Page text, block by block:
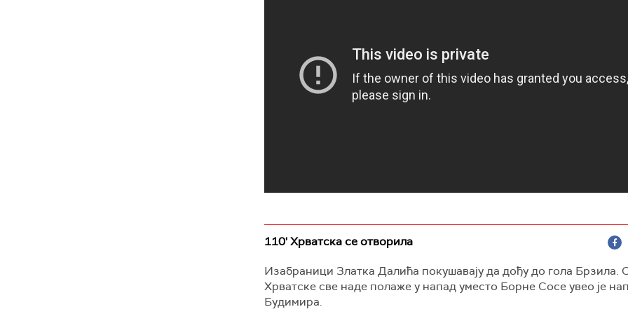
110' Хрватска се отворила
Изабраници Златка Далића покушавају да дођу до гола Брзила.
Хрватске све наде полаже у напад уместо Борне Сосе увео је
Будимира.